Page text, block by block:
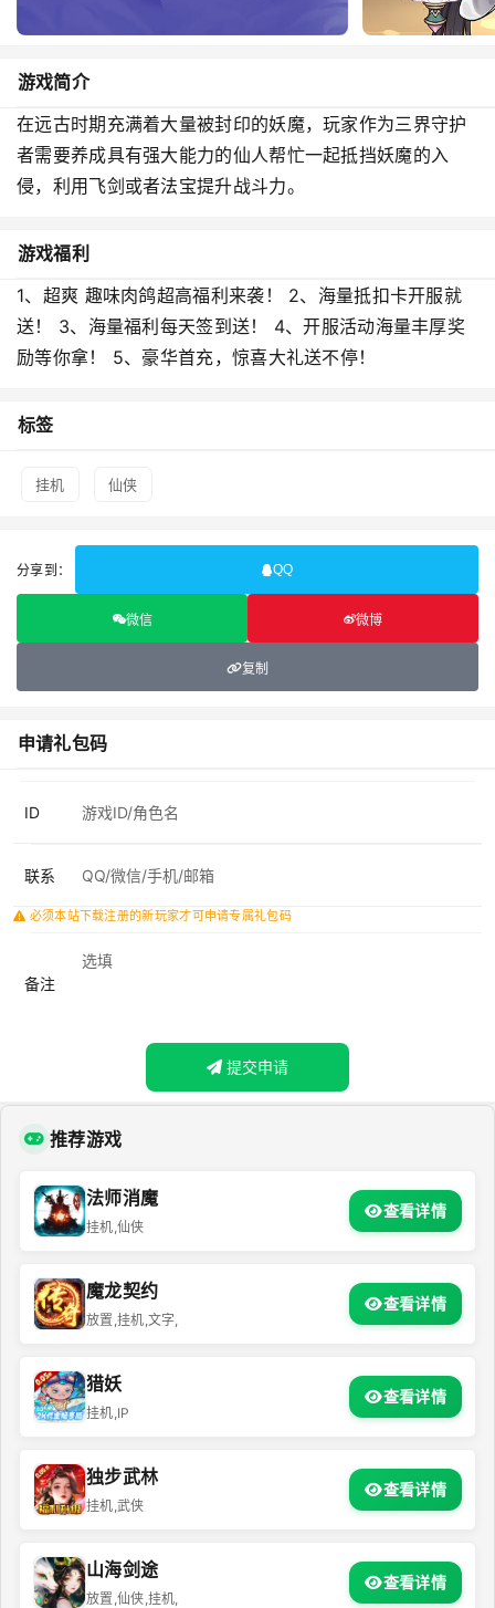
游戏简介
在远古时期充满着大量被封印的妖魔，玩家作为三界守护
者需要养成具有强大能力的仙人帮忙一起抵挡妖魔的入
侵，利用飞剑或者法宝提升战斗力。
游戏福利
1、超爽 趣味肉鸽超高福利来袭！ 2、海量抵扣卡开服就
送！ 3、海量福利每天签到送！ 4、开服活动海量丰厚奖
励等你拿！ 5、豪华首充，惊喜大礼送不停！
标签
挂机 仙侠
分享到： QQ
微信 微博
复制
申请礼包码
ID
联系
必须本站下载注册的新玩家才可申请专属礼包码
备注
提交申请
推荐游戏
法师消魔
挂机,仙侠
查看详情
魔龙契约
放置,挂机,文字,
查看详情
猎妖
挂机,IP
查看详情
独步武林
挂机,武侠
查看详情
山海剑途
放置,仙侠,挂机,
查看详情